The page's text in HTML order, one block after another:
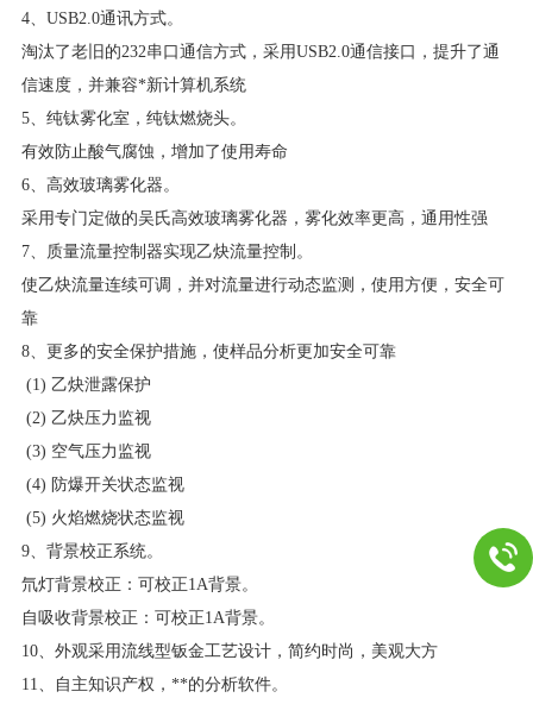
4、 USB2.0通讯方式。
淘汰了老旧的232串口通信方式，采用USB2.0通信接口，提升了通
信速度，并兼容*新计算机系统
5、纯钛雾化室，纯钛燃烧头。
有效防止酸气腐蚀，增加了使用寿命
6、高效玻璃雾化器。
采用专门定做的吴氏高效玻璃雾化器，雾化效率更高，通用性强
7、质量流量控制器实现乙炔流量控制。
使乙炔流量连续可调，并对流量进行动态监测，使用方便，安全可
靠
8、更多的安全保护措施，使样品分析更加安全可靠
(1) 乙炔泄露保护
(2) 乙炔压力监视
(3) 空气压力监视
(4) 防爆开关状态监视
(5) 火焰燃烧状态监视
9、背景校正系统。
氘灯背景校正：可校正1A背景。
自吸收背景校正：可校正1A背景。
10、外观采用流线型钣金工艺设计，简约时尚，美观大方
11
、自主知识产权，**的分析软件。